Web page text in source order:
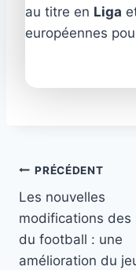
au titre en Liga
européennes
Navigation
de
l’article
PRÉCÉDENT
Les nouvelles
modifications des
du football : une
amélioration du